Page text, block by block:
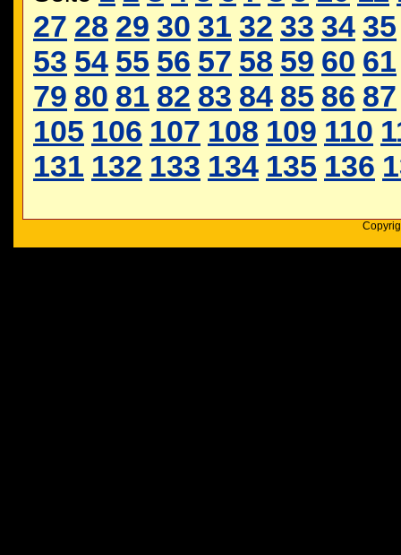
27 28 29 30 31 32 33 34 35
53 54 55 56 57 58 59 60 61
79 80 81 82 83 84 85 86 87
105 106 107 108 109 110
131 132 133 134 135 136